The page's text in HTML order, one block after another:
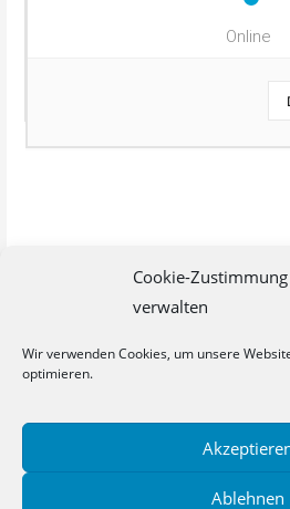
Cookie-Zustimmung
verwalten
Wir verwenden Cookies, um unsere
optimieren.
Ablehnen
Online